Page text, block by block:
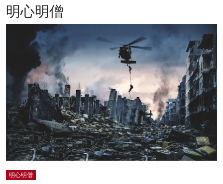
生活
健康
商業
科技
影片
名家榜
灼見活動
關於我們
明心明僧
明心明僧